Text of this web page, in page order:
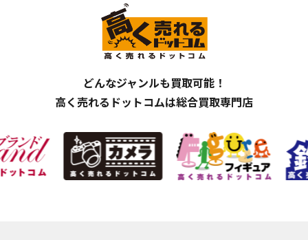
どんなジャンルも買取可能！
高く売れるドットコムは総合買取専門店